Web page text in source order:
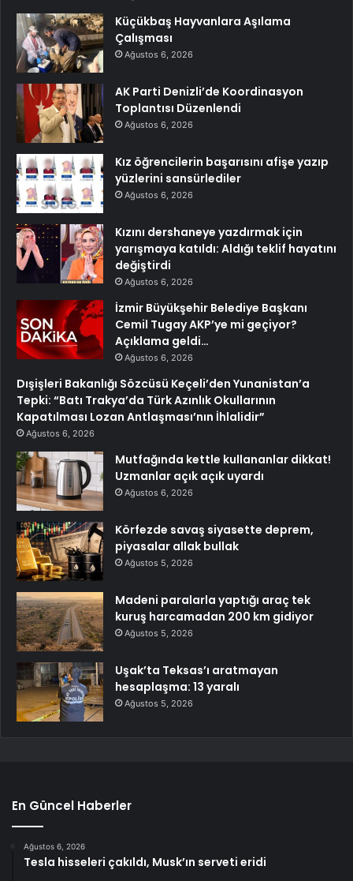
Küçükbaş Hayvanlara Aşılama
Çalışması
Ağustos 6, 2026
AK Parti Denizli’de Koordinasyon
Toplantısı Düzenlendi
Ağustos 6, 2026
Kız öğrencilerin başarısını afişe yazıp
yüzlerini sansürlediler
Ağustos 6, 2026
Kızını dershaneye yazdırmak için
yarışmaya katıldı: Aldığı teklif hayatını
değiştirdi
Ağustos 6, 2026
İzmir Büyükşehir Belediye Başkanı
Cemil Tugay AKP’ye mi geçiyor?
Açıklama geldi…
Ağustos 6, 2026
Dışişleri Bakanlığı Sözcüsü Keçeli’den Yunanistan’a
Tepki: “Batı Trakya’da Türk Azınlık Okullarının
Kapatılması Lozan Antlaşması’nın İhlalidir”
Ağustos 6, 2026
Mutfağında kettle kullananlar dikkat!
Uzmanlar açık açık uyardı
Ağustos 6, 2026
Körfezde savaş siyasette deprem,
piyasalar allak bullak
Ağustos 5, 2026
Madeni paralarla yaptığı araç tek
kuruş harcamadan 200 km gidiyor
Ağustos 5, 2026
Uşak’ta Teksas’ı aratmayan
hesaplaşma: 13 yaralı
Ağustos 5, 2026
En Güncel Haberler
Ağustos 6, 2026
Tesla hisseleri çakıldı, Musk’ın serveti eridi